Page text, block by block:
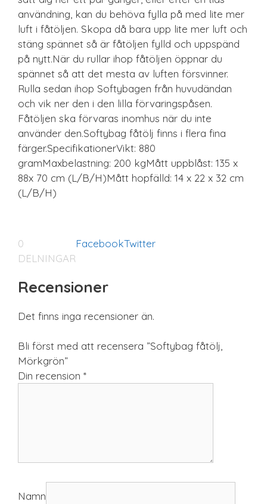
användning, kan du behöva fylla på med lite mer
luft i fåtöljen. Skopa då bara upp lite mer luft och
stäng spännet så är fåtöljen fylld och uppspänd
på nytt.När du rullar ihop fåtöljen öppnar du
spännet så att det mesta av luften försvinner.
Rulla sedan ihop Softybagen från huvudändan
och vik ner den i den lilla förvaringspåsen.
Fåtöljen ska förvaras inomhus när du inte
använder den.Softybag fåtölj finns i flera fina
färger.SpecifikationerVikt: 880
gramMaxbelastning: 200 kgMått uppblåst: 135 x
88x 70 cm (L/B/H)Mått hopfälld: 14 x 22 x 32 cm
(L/B/H)
0
DELNINGAR
FacebookTwitter
Recensioner
Det finns inga recensioner än.
Bli först med att recensera ”Softybag fåtölj,
Mörkgrön”
Din recension *
Namn